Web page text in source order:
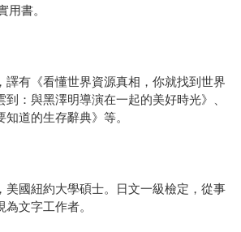
用書。
譯有《看懂世界資源真相，你就找到世界
：與黑澤明導演在一起的美好時光》、
知道的生存辭典》等。
美國紐約大學碩士。日文一級檢定，從事
文字工作者。